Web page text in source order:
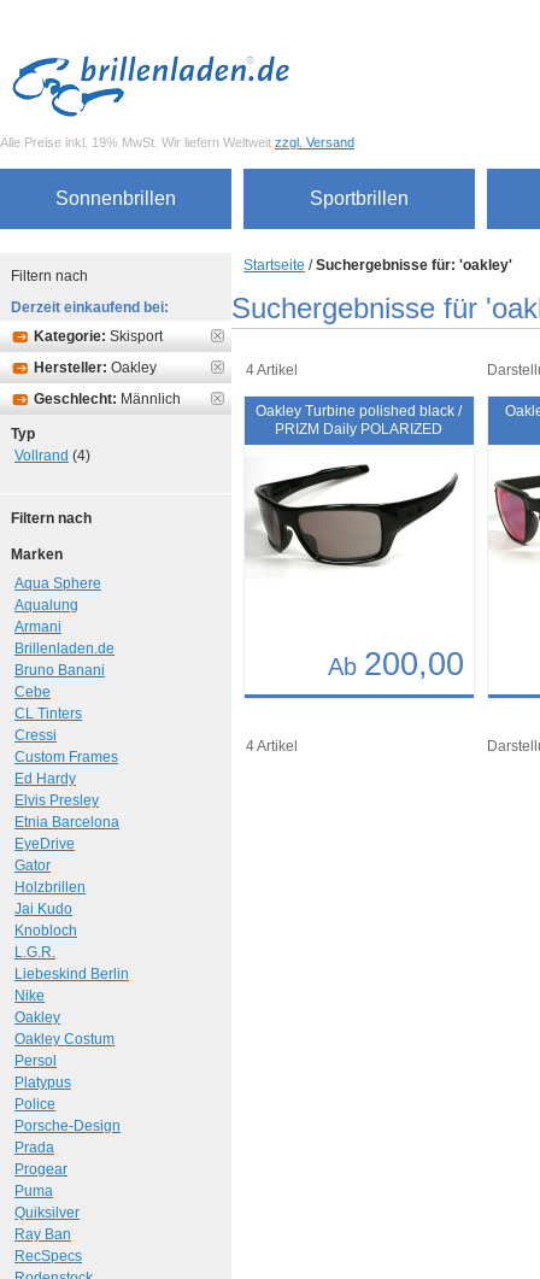
Alle Preise inkl. 19% MwSt. Wir liefern Weltweit zzgl. Versand
Sonnenbrillen Sportbrillen
Startseite /Suchergebnisse für: 'oakley'
Suchergebnisse für
4 Artikel
Oakley Turbine polished black /
PRIZM Daily POLARIZED
Ab 200,00
Art.-Nr.: 10261 Art.-
4 Artikel
Filtern nach
Derzeit einkaufend bei:
Kategorie: Skisport
Hersteller: Oakley
Geschlecht: Männlich
Typ
Vollrand (4)
Filtern nach
Marken
Aqua Sphere
Aqualung
Armani
Brillenladen.de
Bruno Banani
Cebe
CL Tinters
Cressi
Custom Frames
Ed Hardy
Elvis Presley
Etnia Barcelona
EyeDrive
Gator
Holzbrillen
Jai Kudo
Knobloch
L.G.R.
Liebeskind Berlin
Nike
Oakley
Oakley Costum
Persol
Platypus
Police
Porsche-Design
Prada
Progear
Puma
Quiksilver
Ray Ban
RecSpecs